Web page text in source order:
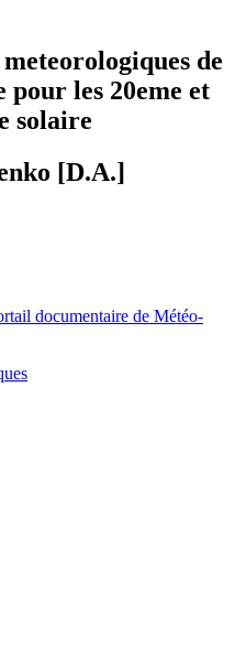
de
pour les 20eme et
solaire
[D.A.]
documentaire de Météo-